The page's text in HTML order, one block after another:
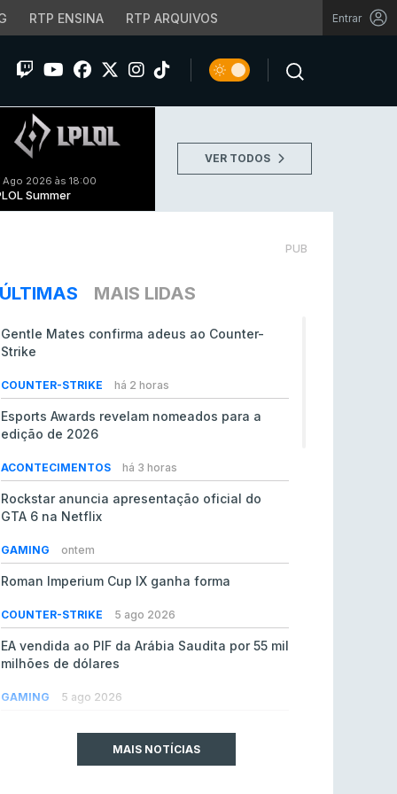
RTP ENSINA RTP ARQUIVOS Entrar
Ago 2026 às 18:00
Summer
VER TODOS
PUB
ÚLTIMAS MAIS LIDAS
Gentle Mates confirma adeus ao Counter-
Strike
COUNTER-STRIKE há 2 horas
Esports Awards revelam nomeados para a
edição de 2026
ACONTECIMENTOS há 3 horas
Rockstar anuncia apresentação oficial do
GTA 6 na Netflix
GAMING ontem
Roman Imperium Cup IX ganha forma
COUNTER-STRIKE 5 ago 2026
EA vendida ao PIF da Arábia Saudita por 55 mil
milhões de dólares
GAMING 5 ago 2026
MAIS NOTÍCIAS